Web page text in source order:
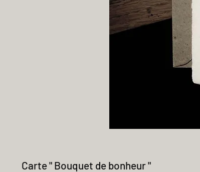
Carte " Bouquet de bonheur "